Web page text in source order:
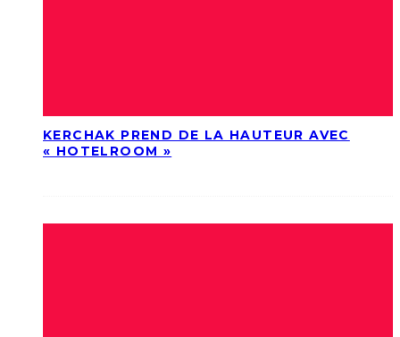
KERCHAK PREND DE LA HAUTEUR AVEC
« HOTELROOM »